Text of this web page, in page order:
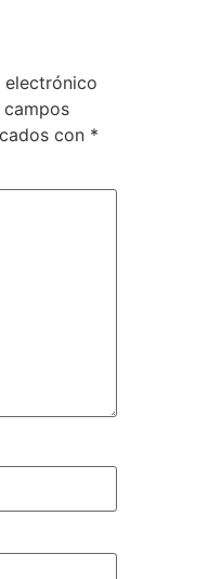
electrónico
campos
con *